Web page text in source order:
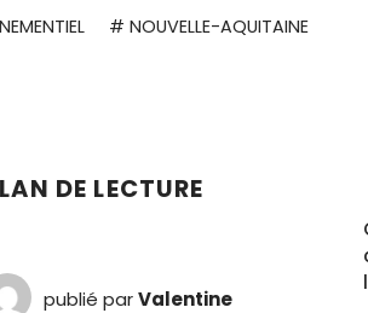
# NOUVELLE-AQUITAINE
DE LECTURE
publié parValentine